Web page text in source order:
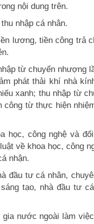
nội dung trên.
nhập cá nhân.
lương, tiền công trả
từ chuyển nhượng
phát thải khí nhà
xanh; thu nhập từ
từ thực hiện
học, công nghệ và
về khoa học, công
nhận.
đầu tư cá nhân,
tạo, nhà đầu tư
nước ngoài làm